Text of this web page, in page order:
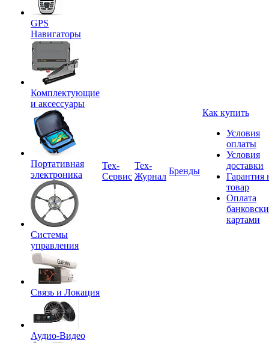
GPS
Навигаторы
Комплектующие
и аксессуары
Портативная
электроника
Системы
управления
Связь и Локация
Аудио-Видео
Tex-
Сервис
Тех-
Журнал
Бренды
Как купить
Условия
оплаты
Условия
доставки
Гарантия
товар
Оплата
картами